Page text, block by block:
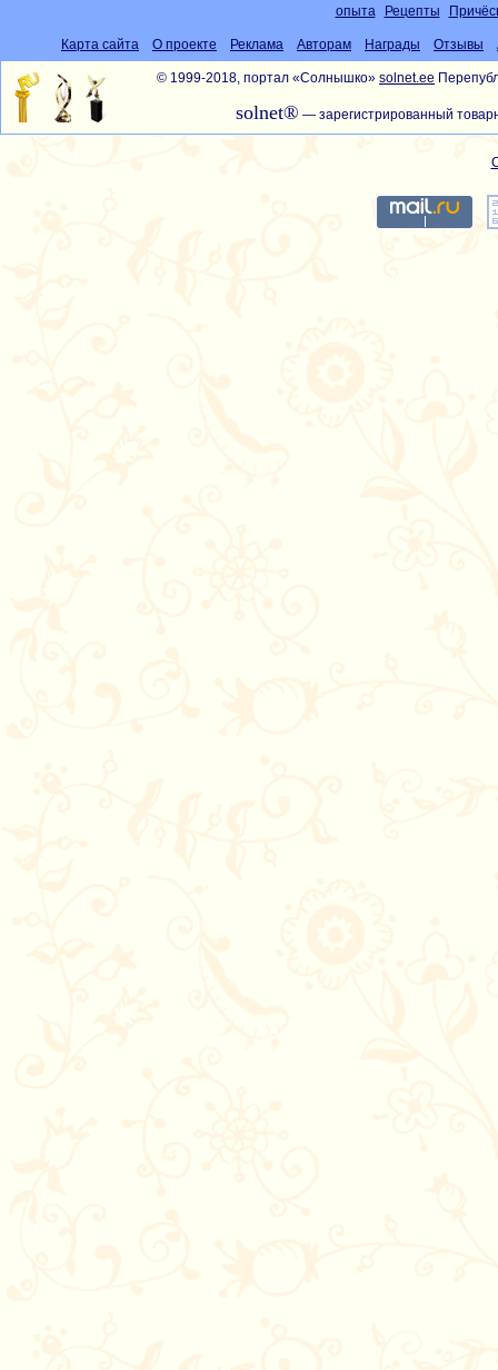
опыта
Рецепты
Карта сайта О проекте Реклама Авторам Награды Отзывы
© 1999-2018, портал «Солнышко» solnet.ee
solnet® — зарегистрированный